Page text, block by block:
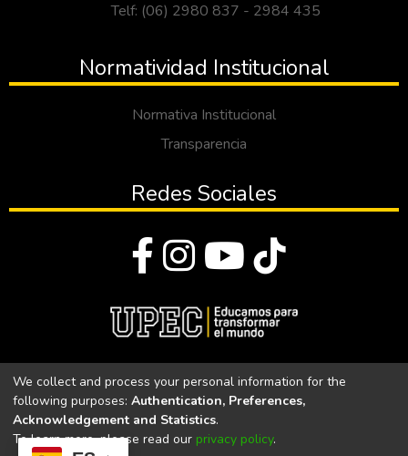
Telf: (06) 2980 837 - 2984 435
Normatividad Institucional
Normativa Institucional
Transparencia
Redes Sociales
Universidad Politécnica Estatal del Carchi
We collect and process your personal information for the
following purposes: Authentication, Preferences,
Acknowledgement and Statistics.
To learn more, please read our privacy policy.